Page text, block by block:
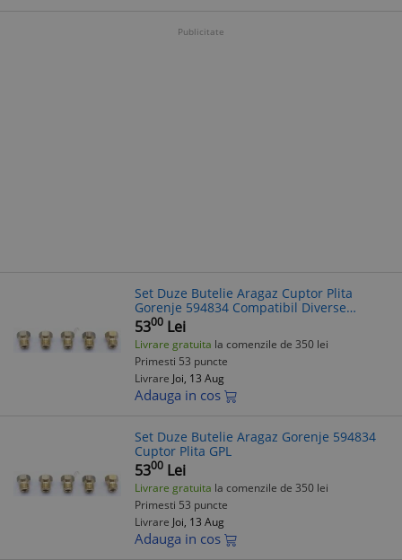
Publicitate
Set Duze Butelie Aragaz Cuptor Plita
Gorenje 594834 Compatibil Diverse
Modele
5300 Lei
Livrare gratuita la comenzile de 350 lei
Primesti 53 puncte
Livrare Joi, 13 Aug
Adauga in cos
Set Duze Butelie Aragaz Gorenje 594834
Cuptor Plita GPL
5300 Lei
Livrare gratuita la comenzile de 350 lei
Primesti 53 puncte
Livrare Joi, 13 Aug
Adauga in cos